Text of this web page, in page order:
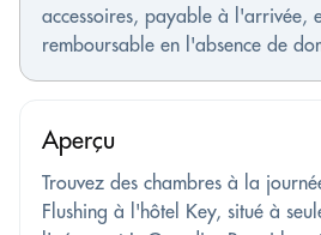
accessoires, payable à l'arrivée,
remboursable en l'absence de
Aperçu
Trouvez des chambres à la
Flushing à l'hôtel Key, situé à